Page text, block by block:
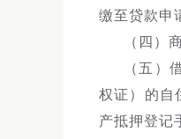
缴至贷款申
（四）
（五）
权证）的自
产抵押登记